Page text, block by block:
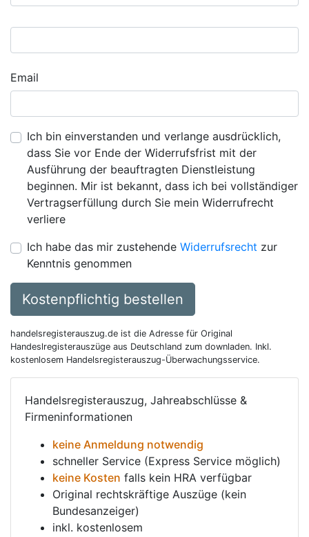
Email
Ich bin einverstanden und verlange ausdrücklich,
dass Sie vor Ende der Widerrufsfrist mit der
Ausführung der beauftragten Dienstleistung
beginnen. Mir ist bekannt, dass ich bei vollständiger
Vertragserfüllung durch Sie mein Widerrufrecht
verliere
Ich habe das mir zustehende Widerrufsrecht zur
Kenntnis genommen
Kostenpflichtig bestellen
handelsregisterauszug.de ist die Adresse für Original
Handeslregisterauszüge aus Deutschland zum downladen. Inkl.
kostenlosem Handelsregisterauszug-Überwachungsservice.
Handelsregisterauszug, Jahreabschlüsse &
Firmeninformationen
keine Anmeldung notwendig
schneller Service (Express Service möglich)
keine Kosten falls kein HRA verfügbar
Original rechtskräftige Auszüge (kein
Bundesanzeiger)
inkl. kostenlosem